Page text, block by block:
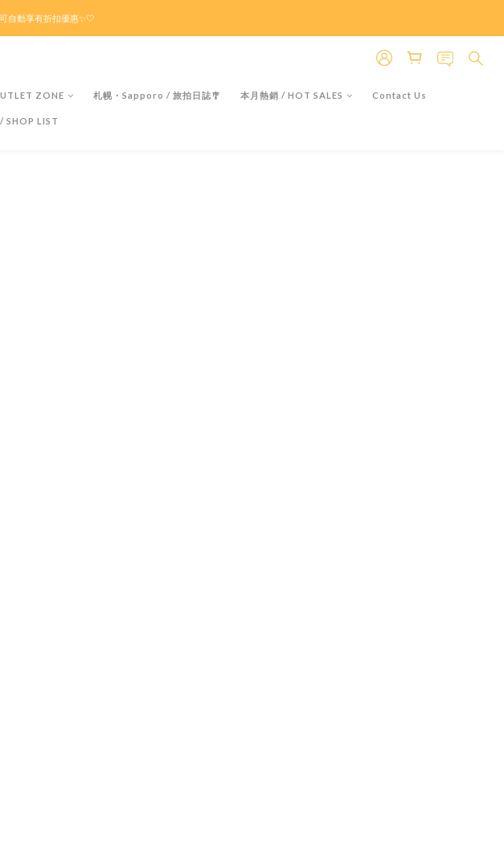
3pm前下單現貨最快即日出貨！＊假日除外
自動享有折扣優惠✨🤍
3pm前下單現貨最快即日出貨！＊假日除外
ZONE 札幌・Sapporo / 旅拍日誌🎐 本月熱銷 / HOT SALES Contact Us
SHOP LIST